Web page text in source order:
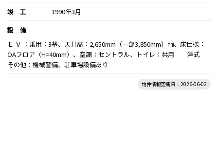
竣 工
1990年3月
設 備
Ｅ Ｖ ：乗用：3基、天井高：2,650mm（一部3,850mm）㎜、床仕様：
OAフロア（H=40mm）、空調：セントラル、トイレ：共用 洋式
その他：機械警備、駐車場設備あり
物件情報更新日：2026-06-02